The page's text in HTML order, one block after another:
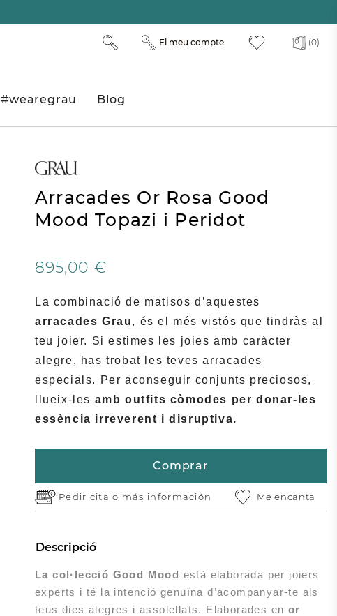
(0)
El meu compte
#wearegrau Blog
Arracades Or Rosa Good
Mood Topazi i Peridot
895,00 €
La combinació de matisos d’aquestes
arracades Grau, és el més vistós que tindràs al
teu joier. Si estimes les joies amb caràcter
alegre, has trobat les teves arracades
especials. Per aconseguir conjunts preciosos,
llueix-les amb outfits còmodes per donar-les
essència irreverent i disruptiva.
Comprar
Pedir cita o más información Me encanta
Descripció
La col·lecció Good Mood està elaborada per joiers
experts i té la intenció genuïna d’acompanyar-te als
teus dies alegres i assolellats. Elaborades en or